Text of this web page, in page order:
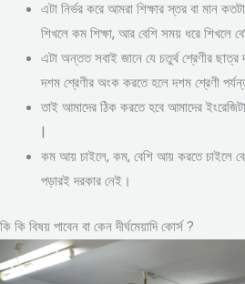
এটা নির্ভর করে আমরা শিক্ষার স্তর বা মান
শিখলে কম শিক্ষা, আর বেশি সময় ধরে শিখলে
এটা অন্তত সবাই জানে যে চতুর্থ শ্রেণীর
দশম শ্রেণীর অংক করতে হলে দশম শ্রেণী
তাই আমাদের ঠিক করতে হবে আমাদের
|
কম আয় চাইলে, কম, বেশি আয় করতে চাইলে
পড়ারই দরকার নেই।
কি কি বিষয় পাবেন বা কেন দীর্ঘমেয়াদি কোর্স ?